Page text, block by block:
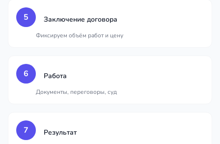
5 Заключение договора
Фиксируем объём работ и цену
6 Работа
Документы, переговоры, суд
7 Результат